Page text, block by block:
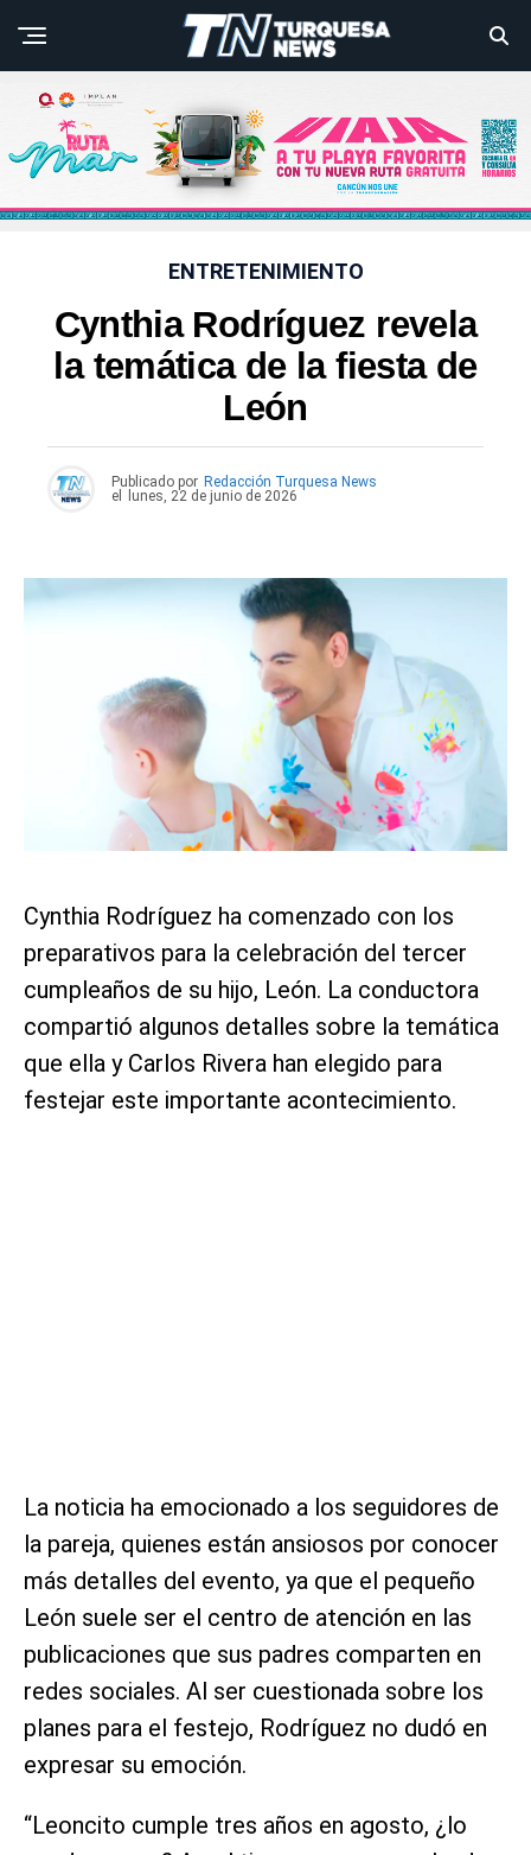
ENTRETENIMIENTO
Cynthia Rodríguez revela
la temática de la fiesta de
León
Publicado por Redacción Turquesa News
el
lunes, 22 de junio de 2026
Cynthia Rodríguez ha comenzado con los
preparativos para la celebración del tercer
cumpleaños de su hijo, León. La conductora
compartió algunos detalles sobre la temática
que ella y Carlos Rivera han elegido para
festejar este importante acontecimiento.
La noticia ha emocionado a los seguidores de
la pareja, quienes están ansiosos por conocer
más detalles del evento, ya que el pequeño
León suele ser el centro de atención en las
publicaciones que sus padres comparten en
redes sociales. Al ser cuestionada sobre los
planes para el festejo, Rodríguez no dudó en
expresar su emoción.
“Leoncito cumple tres años en agosto, ¿lo